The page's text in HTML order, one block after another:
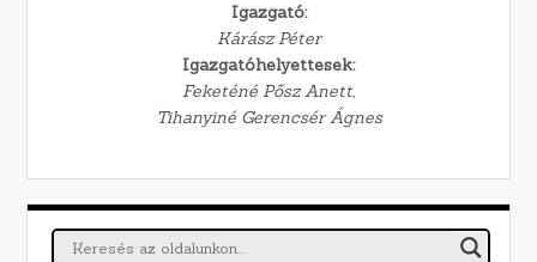
Igazgató:
Kárász Péter
Igazgatóhelyettesek:
Feketéné Pősz Anett,
Tihanyiné Gerencsér Ágnes